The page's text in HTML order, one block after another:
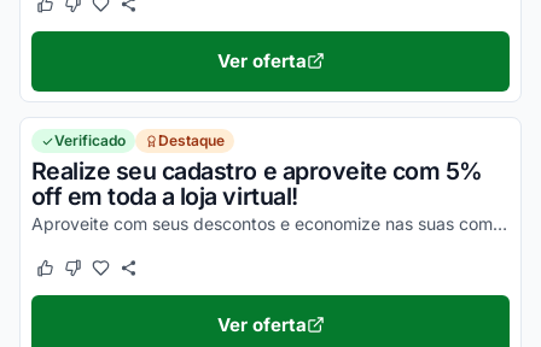
Este cupom funcionou
Este cupom não funcionou
Ver oferta
Verificado Destaque
Realize seu cadastro e aproveite com 5%
off em toda a loja virtual!
Aproveite com seus descontos e economize nas suas compras online de uma forma simples!
Este cupom funcionou
Este cupom não funcionou
Ver oferta